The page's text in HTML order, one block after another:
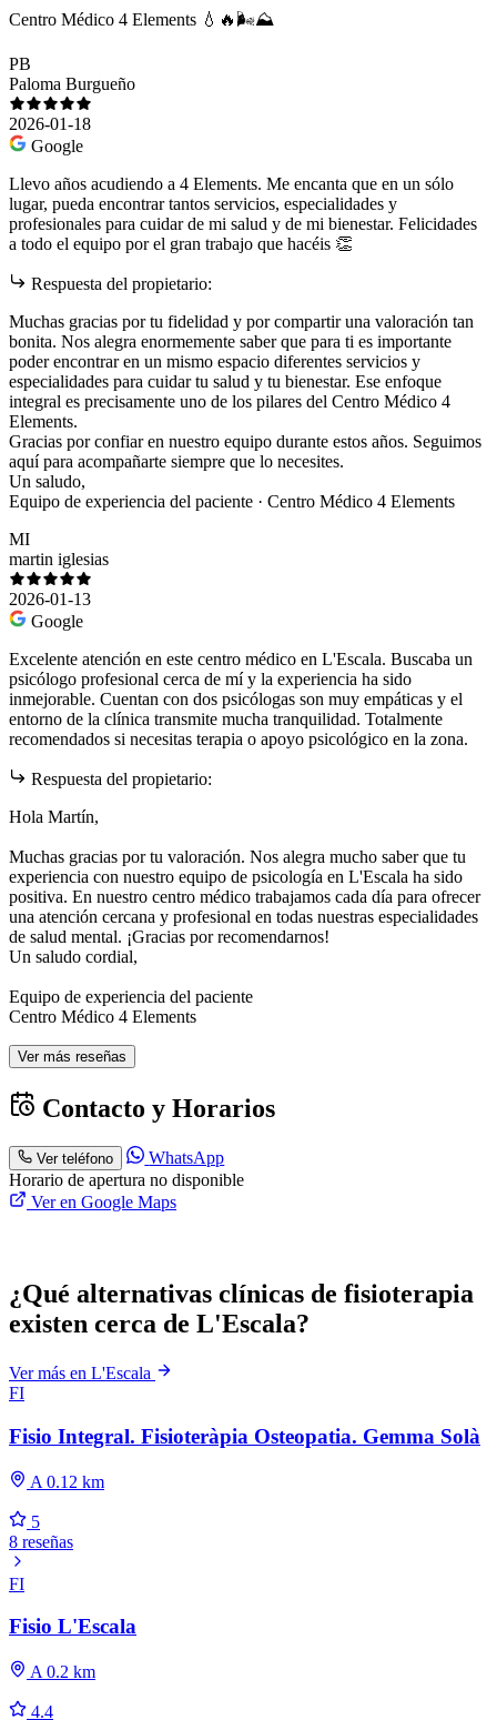
Centro Médico 4 Elements 💧🔥🌬️⛰️
PB
Paloma Burgueño
2026-01-18
Google
Llevo años acudiendo a 4 Elements. Me encanta que en un sólo
lugar, pueda encontrar tantos servicios, especialidades y
profesionales para cuidar de mi salud y de mi bienestar. Felicidades
a todo el equipo por el gran trabajo que hacéis 👏
Respuesta del propietario:
Muchas gracias por tu fidelidad y por compartir una valoración tan
bonita. Nos alegra enormemente saber que para ti es importante
poder encontrar en un mismo espacio diferentes servicios y
especialidades para cuidar tu salud y tu bienestar. Ese enfoque
integral es precisamente uno de los pilares del Centro Médico 4
Elements.
Gracias por confiar en nuestro equipo durante estos años. Seguimos
aquí para acompañarte siempre que lo necesites.
Un saludo,
Equipo de experiencia del paciente · Centro Médico 4 Elements
MI
martin iglesias
2026-01-13
Google
Excelente atención en este centro médico en L'Escala. Buscaba un
psicólogo profesional cerca de mí y la experiencia ha sido
inmejorable. Cuentan con dos psicólogas son muy empáticas y el
entorno de la clínica transmite mucha tranquilidad. Totalmente
recomendados si necesitas terapia o apoyo psicológico en la zona.
Respuesta del propietario:
Hola Martín,
Muchas gracias por tu valoración. Nos alegra mucho saber que tu
experiencia con nuestro equipo de psicología en L'Escala ha sido
positiva. En nuestro centro médico trabajamos cada día para ofrecer
una atención cercana y profesional en todas nuestras especialidades
de salud mental. ¡Gracias por recomendarnos!
Un saludo cordial,
Equipo de experiencia del paciente
Centro Médico 4 Elements
Ver más reseñas
Contacto y Horarios
Ver teléfono
WhatsApp
Horario de apertura no disponible
Ver en Google Maps
¿Qué alternativas clínicas de fisioterapia
existen cerca de L'Escala?
Ver más en L'Escala
FI
Fisio Integral. Fisioteràpia Osteopatia. Gemma Solà
A 0.12 km
5
8 reseñas
FI
Fisio L'Escala
A 0.2 km
4.4